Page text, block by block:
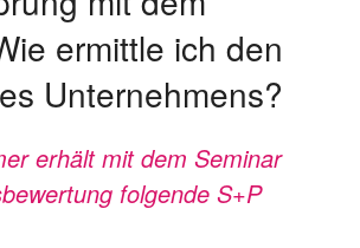
ermittle ich den
Unternehmens?
erhält mit dem Seminar
folgende S+P